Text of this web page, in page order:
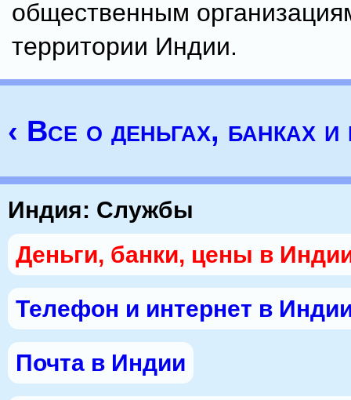
общественным
территории Индии.
‹ Все о деньгах, банках и
Индия: Службы
Деньги, банки, цены в
Телефон и интернет в
Почта в Индии